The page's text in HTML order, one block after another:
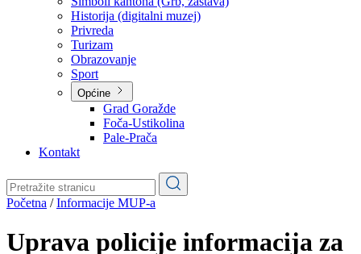
O kantonu
O kantonu
Simboli kantona (Grb, zastava)
Historija (digitalni muzej)
Privreda
Turizam
Obrazovanje
Općine
Pale-Prača
Kontakt
Početna/Informacije MUP-a